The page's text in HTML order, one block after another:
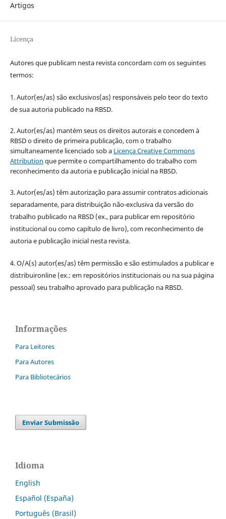
Artigos
Licença
Autores que publicam nesta revista concordam com os seguintes
termos:
1. Autor(es/as) são exclusivos(as) responsáveis pelo teor do texto
de sua autoria publicado na RBSD.
2. Autor(es/as) mantém seus os direitos autorais e concedem à
RBSD o direito de primeira publicação, com o trabalho
simultaneamente licenciado sob a Licença Creative Commons
Attribution que permite o compartilhamento do trabalho com
reconhecimento da autoria e publicação inicial na RBSD.
3. Autor(es/as) têm autorização para assumir contratos adicionais
separadamente, para distribuição não-exclusiva da versão do
trabalho publicado na RBSD (ex., para publicar em repositório
institucional ou como capítulo de livro), com reconhecimento de
autoria e publicação inicial nesta revista.
4. O/A(s) autor(es/as) têm permissão e são estimulados a publicar e
distribuironline (ex.: em repositórios institucionais ou na sua página
pessoal) seu trabalho aprovado para publicação na RBSD.
Informações
Para Leitores
Para Autores
Para Bibliotecários
Enviar Submissão
Idioma
English
Español (España)
Português (Brasil)